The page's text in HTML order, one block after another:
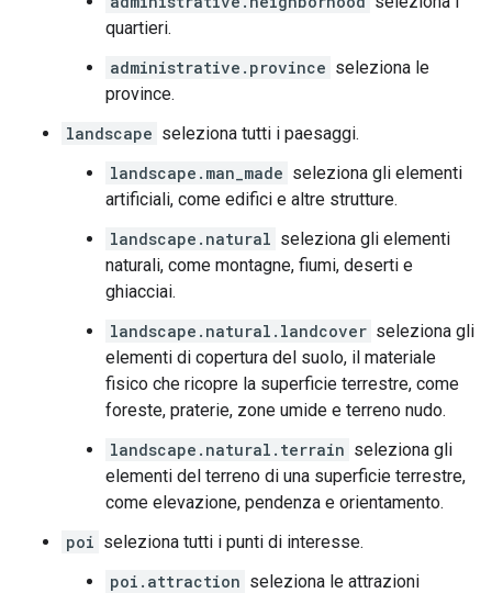
quartieri.
administrative.province seleziona le
province.
landscape seleziona tutti i paesaggi.
landscape.man_made seleziona gli elementi
artificiali, come edifici e altre strutture.
landscape.natural seleziona gli elementi
naturali, come montagne, fiumi, deserti e
ghiacciai.
landscape.natural.landcover seleziona gli
elementi di copertura del suolo, il materiale
fisico che ricopre la superficie terrestre, come
foreste, praterie, zone umide e terreno nudo.
landscape.natural.terrain seleziona gli
elementi del terreno di una superficie terrestre,
come elevazione, pendenza e orientamento.
poi seleziona tutti i punti di interesse.
poi.attraction seleziona le attrazioni